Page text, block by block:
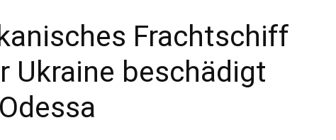
Frachtschiff
Ukraine beschädigt